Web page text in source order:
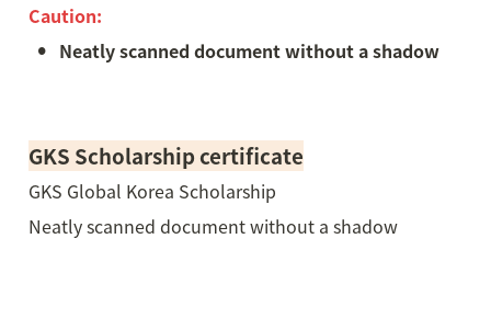
Caution:
• Neatly scanned document without a shadow
GKS Scholarship certificate
GKS Global Korea Scholarship
Neatly scanned document without a shadow